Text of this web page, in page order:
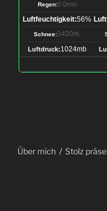
Regen:0.0mm
Luftfeuchtigkeit:56%
Schnee:3400m.
Luftdruck:1024mb
Über mich Stolz